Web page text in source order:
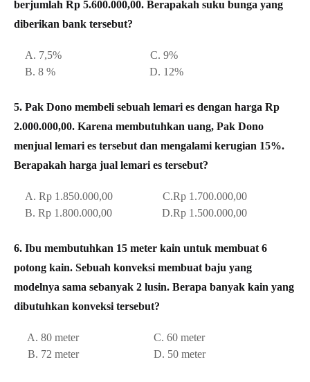
berjumlah Rp 5.600.000,00. Berapakah suku bunga yang
diberikan bank tersebut?
A. 7,5% C. 9%
B. 8 % D. 12%
5. Pak Dono membeli sebuah lemari es dengan harga Rp
2.000.000,00. Karena membutuhkan uang, Pak Dono
menjual lemari es tersebut dan mengalami kerugian 15%.
Berapakah harga jual lemari es tersebut?
A. Rp 1.850.000,00 C.Rp 1.700.000,00
B. Rp 1.800.000,00 D.Rp 1.500.000,00
6. Ibu membutuhkan 15 meter kain untuk membuat 6
potong kain. Sebuah konveksi membuat baju yang
modelnya sama sebanyak 2 lusin. Berapa banyak kain yang
dibutuhkan konveksi tersebut?
A. 80 meter C. 60 meter
B. 72 meter D. 50 meter